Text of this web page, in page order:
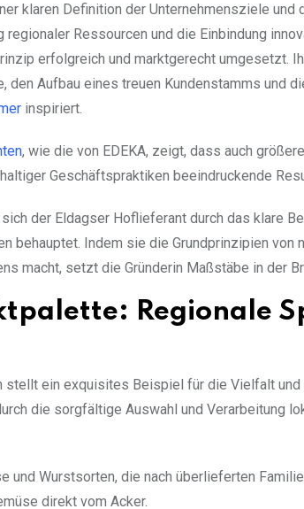
klaren Definition der Unternehmensziele und
Ressourcen und die Einbindung
erfolgreich und marktgerecht umgesetzt.
den Aufbau eines treuen Kundenstamms und
inspiriert.
, wie die von EDEKA, zeigt, dass auch
Geschäftspraktiken beeindruckende
der Eldagser Hoflieferant durch das klare
behauptet. Indem sie die Grundprinzipien von
macht, setzt die Gründerin Maßstäbe in der
Regionale
ein exquisites Beispiel für die Vielfalt und
die sorgfältige Auswahl und Verarbeitung
und Wurstsorten, die nach überlieferten
direkt vom Acker.